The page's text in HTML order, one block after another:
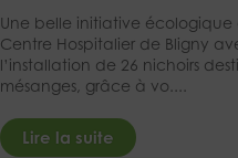
Une belle initiative écologique
Centre Hospitalier de Bligny
l’installation de 26 nichoirs
mésanges, grâce à vo....
Lire la suite